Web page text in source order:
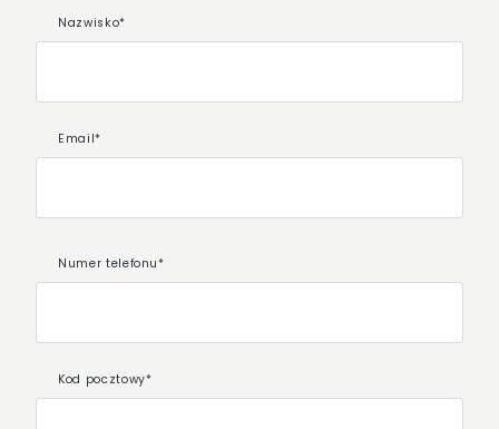
Nazwisko*
Email*
Numer telefonu*
Kod pocztowy*